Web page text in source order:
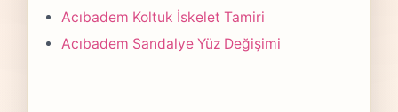
Acıbadem Koltuk İskelet Tamiri
Acıbadem Sandalye Yüz Değişimi